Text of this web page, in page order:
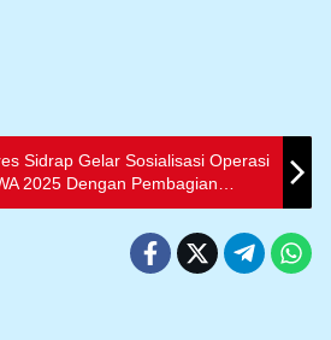
Sidrap Gelar Sosialisasi Operasi
2025 Dengan Pembagian
Jalan.